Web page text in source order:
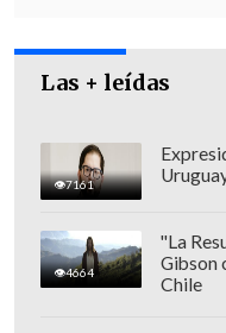
Las + leídas
7161
4664
"La
Gibson
Chile